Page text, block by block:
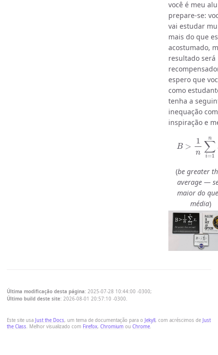
Este site usa Just the Docs, um tema de documentação para o Jekyll , com acréscimos de Just
the Class. Melhor visualizado com Firefox, Chromium ou Chrome.
você é meu
prepare-se:
vai estudar
mais do que
acostumado,
resultado será
espero que
como
tenha a
inequação
inspiração e
∑ =1
(be greater
average—
maior do
média)
Última modificação desta página: 2025-07-28 10:44:00 -0300;
Último build deste site: 2026-08-01 20:57:10 -0300.